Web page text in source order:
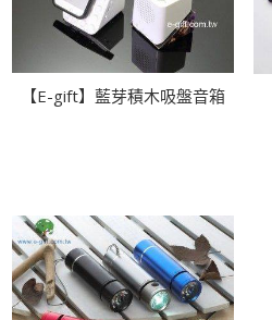
【E-gift】藍芽積木吸盤音箱